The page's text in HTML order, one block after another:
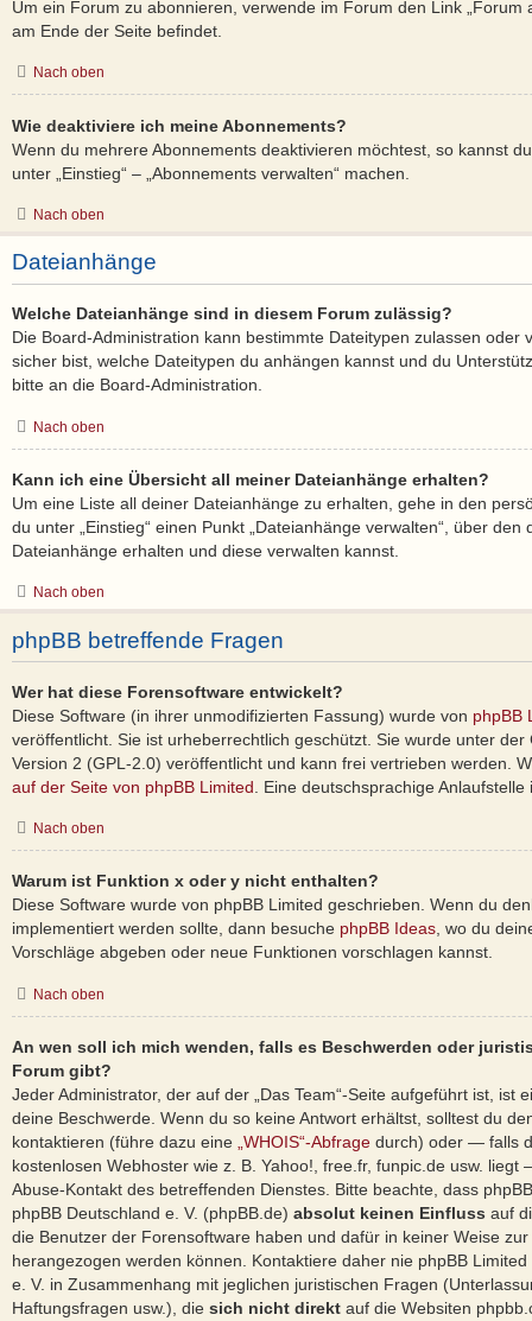
Um ein Forum zu abonnieren, verwende im Forum den Link „Forum
am Ende der Seite befindet.
Nach oben
Wie deaktiviere ich meine Abonnements?
Wenn du mehrere Abonnements deaktivieren möchtest, so kannst
unter „Einstieg“ – „Abonnements verwalten“ machen.
Nach oben
Dateianhänge
Welche Dateianhänge sind in diesem Forum zulässig?
Die Board-Administration kann bestimmte Dateitypen zulassen oder
sicher bist, welche Dateitypen du anhängen kannst und du
bitte an die Board-Administration.
Nach oben
Kann ich eine Übersicht all meiner Dateianhänge erhalten?
Um eine Liste all deiner Dateianhänge zu erhalten, gehe in den
du unter „Einstieg“ einen Punkt „Dateianhänge verwalten“, über den
Dateianhänge erhalten und diese verwalten kannst.
Nach oben
phpBB betreffende Fragen
Wer hat diese Forensoftware entwickelt?
Diese Software (in ihrer unmodifizierten Fassung) wurde von phpBB
veröffentlicht. Sie ist urheberrechtlich geschützt. Sie wurde unter der
Version 2 (GPL-2.0) veröffentlicht und kann frei vertrieben werden.
auf der Seite von phpBB Limited . Eine deutschsprachige
Nach oben
Warum ist Funktion x oder y nicht enthalten?
Diese Software wurde von phpBB Limited geschrieben. Wenn du
implementiert werden sollte, dann besuche phpBB Ideas, wo du
Vorschläge abgeben oder neue Funktionen vorschlagen kannst.
Nach oben
An wen soll ich mich wenden, falls es Beschwerden oder
Forum gibt?
Jeder Administrator, der auf der „Das Team“-Seite aufgeführt ist, ist
deine Beschwerde. Wenn du so keine Antwort erhältst, solltest du
kontaktieren (führe dazu eine „WHOIS“-Abfrage durch) oder — falls
kostenlosen Webhoster wie z. B. Yahoo!, free.fr, funpic.de usw.
Abuse-Kontakt des betreffenden Dienstes. Bitte beachte, dass
phpBB Deutschland e. V. (phpBB.de) absolut keinen Einfluss auf
die Benutzer der Forensoftware haben und dafür in keiner Weise
herangezogen werden können. Kontaktiere daher nie phpBB
e. V. in Zusammenhang mit jeglichen juristischen Fragen
Haftungsfragen usw.), die sich nicht direkt auf die Websiten